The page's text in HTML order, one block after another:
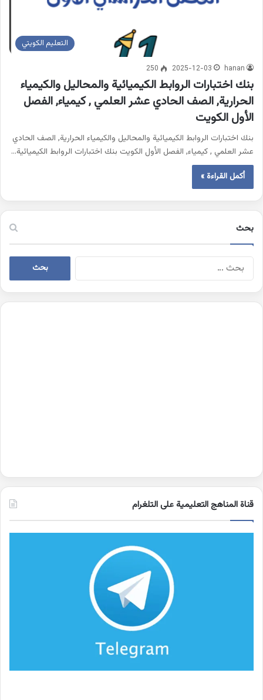
التعليم الكويتي
hanan
2025-12-03
250
بنك اختبارات الروابط الكيميائية والمحاليل والكيمياء
الحرارية, الصف الحادي عشر العلمي , كيمياء, الفصل
الأول الكويت
بنك اختبارات الروابط الكيميائية والمحاليل والكيمياء الحرارية, الصف الحادي
عشر العلمي , كيمياء, الفصل الأول الكويت بنك اختبارات الروابط الكيميائية…
أكمل القراءة »
بحث
البحث
قناة المناهج التعليمية على التلغرام